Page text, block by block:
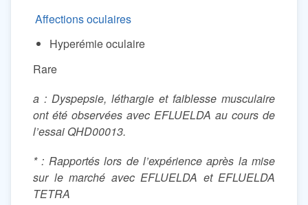
Affections oculaires
Hyperémie oculaire
Rare
a : Dyspepsie, léthargie et faiblesse musculaire
ont été observées avec EFLUELDA au cours de
l’essai QHD00013.
* : Rapportés lors de l’expérience après la mise
sur le marché avec EFLUELDA et EFLUELDA
TETRA